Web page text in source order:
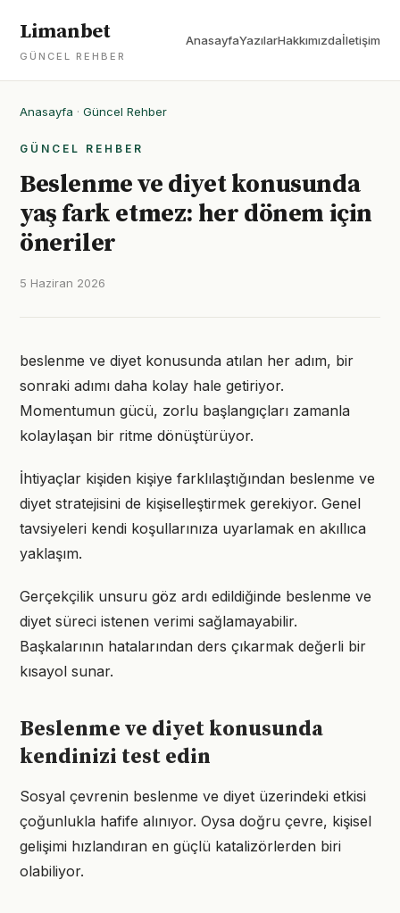
Limanbet
GÜNCEL REHBER
AnasayfaYazılarHakkımızdaİletişim
Anasayfa · Güncel Rehber
GÜNCEL REHBER
Beslenme ve diyet konusunda
yaş fark etmez: her dönem için
öneriler
5 Haziran 2026
beslenme ve diyet konusunda atılan her adım, bir
sonraki adımı daha kolay hale getiriyor.
Momentumun gücü, zorlu başlangıçları zamanla
kolaylaşan bir ritme dönüştürüyor.
İhtiyaçlar kişiden kişiye farklılaştığından beslenme ve
diyet stratejisini de kişiselleştirmek gerekiyor. Genel
tavsiyeleri kendi koşullarınıza uyarlamak en akıllıca
yaklaşım.
Gerçekçilik unsuru göz ardı edildiğinde beslenme ve
diyet süreci istenen verimi sağlamayabilir.
Başkalarının hatalarından ders çıkarmak değerli bir
kısayol sunar.
Beslenme ve diyet konusunda
kendinizi test edin
Sosyal çevrenin beslenme ve diyet üzerindeki etkisi
çoğunlukla hafife alınıyor. Oysa doğru çevre, kişisel
gelişimi hızlandıran en güçlü katalizörlerden biri
olabiliyor.